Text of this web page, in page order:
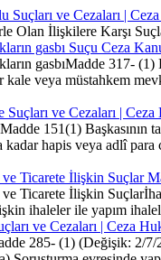
Suçları ve Cezaları |
Olan İlişkilere Karşı
gasbı Suçu Ceza
gasbıMadde 317-
veya müstahkem
Suçları ve Cezaları |
151(1) Başkasının
kadar hapis veya adlî
Ticarete İlişkin Suçlar
Ticarete İlişkin
ihaleler ile yapım
ve Cezaları | Ceza
285- (1) (Değişik: 2/7/